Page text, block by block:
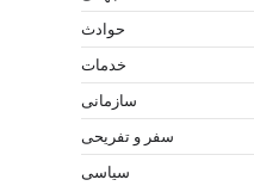
حوادث
خدمات
سازمانی
سفر و تفریحی
سیاسی